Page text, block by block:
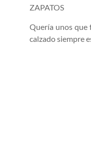
ZAPATOS
Quería unos que
calzado siempre